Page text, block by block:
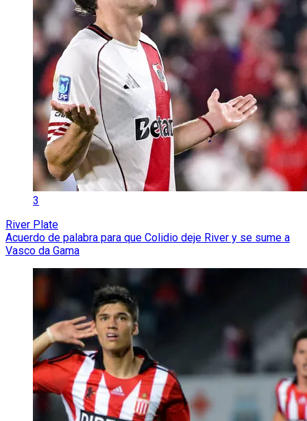
3
River Plate
Acuerdo de palabra para que Colidio deje River y se sume a
Vasco da Gama